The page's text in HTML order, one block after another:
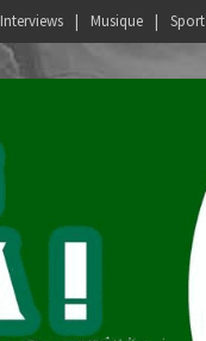
Interviews Musique Sport